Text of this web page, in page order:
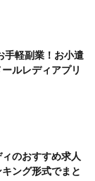
手軽副業！お小遣
ルレディアプリ
のおすすめ求人
ング形式でまと